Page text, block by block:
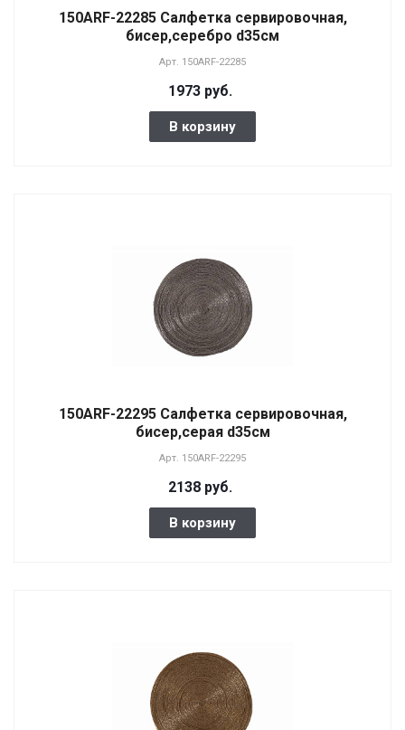
150ARF-22285 Салфетка сервировочная,
бисер,серебро d35см
Арт. 150ARF-22285
1973 руб.
В корзину
150ARF-22295 Салфетка сервировочная,
бисер,серая d35см
Арт. 150ARF-22295
2138 руб.
В корзину